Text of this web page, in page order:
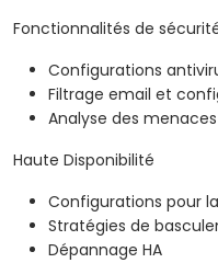
Fonctionnalités de
Configurations
Filtrage email et
Analyse des
Haute Disponibilité
Configurations pour
Stratégies de
Dépannage HA